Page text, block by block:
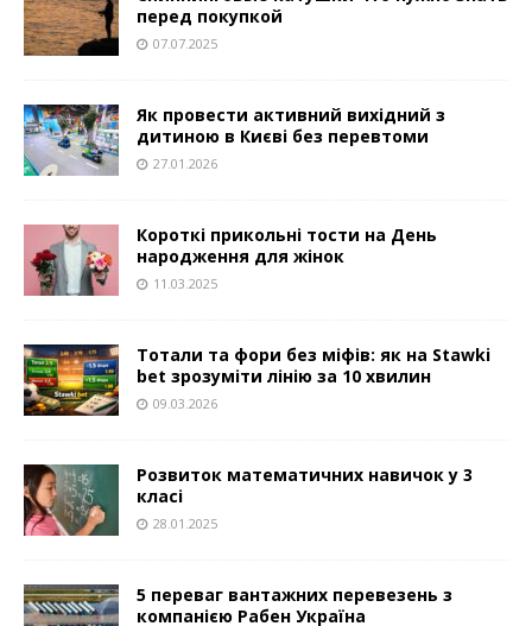
перед покупкой
07.07.2025
Як провести активний вихідний з
дитиною в Києві без перевтоми
27.01.2026
Короткі прикольні тости на День
народження для жінок
11.03.2025
Тотали та фори без міфів: як на Stawki
bet зрозуміти лінію за 10 хвилин
09.03.2026
Розвиток математичних навичок у 3
класі
28.01.2025
5 переваг вантажних перевезень з
компанією Рабен Україна